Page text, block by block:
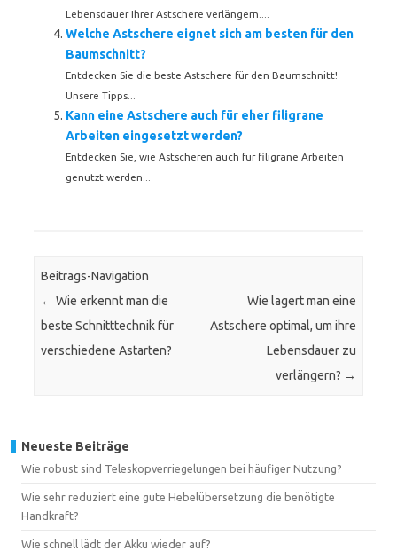
Lebensdauer Ihrer Astschere verlängern....
Welche Astschere eignet sich am besten für den
Baumschnitt?
Entdecken Sie die beste Astschere für den Baumschnitt!
Unsere Tipps...
Kann eine Astschere auch für eher filigrane
Arbeiten eingesetzt werden?
Entdecken Sie, wie Astscheren auch für filigrane Arbeiten
genutzt werden...
Beitrags-Navigation
← Wie erkennt man die
beste Schnitttechnik für
verschiedene Astarten?
Wie lagert man eine
Astschere optimal, um ihre
Lebensdauer zu
verlängern? →
Neueste Beiträge
Wie robust sind Teleskopverriegelungen bei häufiger Nutzung?
Wie sehr reduziert eine gute Hebelübersetzung die benötigte
Handkraft?
Wie schnell lädt der Akku wieder auf?